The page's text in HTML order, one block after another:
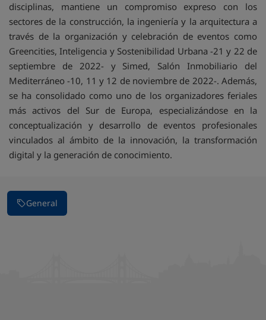
disciplinas, mantiene un compromiso expreso con los
sectores de la construcción, la ingeniería y la arquitectura a
través de la organización y celebración de eventos como
Greencities, Inteligencia y Sostenibilidad Urbana -21 y 22 de
septiembre de 2022- y Simed, Salón Inmobiliario del
Mediterráneo -10, 11 y 12 de noviembre de 2022-. Además,
se ha consolidado como uno de los organizadores feriales
más activos del Sur de Europa, especializándose en la
conceptualización y desarrollo de eventos profesionales
vinculados al ámbito de la innovación, la transformación
digital y la generación de conocimiento.
General